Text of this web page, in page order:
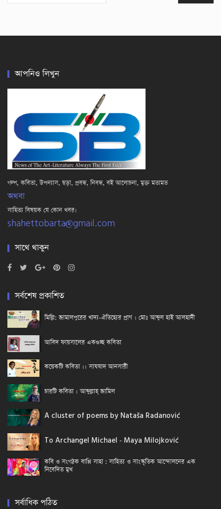
আপনিও লিখুন
গল্প, কবিতা, উপন্যাস, ছড়া, প্রবন্ধ, নিবন্ধ, বই আলোচনা, মুক্ত মতামত
অথবা
সাহিত্য বিষয়ক যে কোন খবর।
shahettobarta@gmail.com
সাথে থাকুন
সর্বশেষ প্রকাশিত
মিল্লি: জামালপুরের খাদ্য-ঐতিহ্যের প্রাণ । মোঃ আব্দুল হাই আলহাদী
আবিদ ফায়সালের একগুচ্ছ কবিতা
কয়েকটি কবিতা ।। সাযযাদ আনসারী
চারটি কবিতা । আব্দুল্লাহ্ জামিল
A cluster of poems by Nataša Radanović
To Archangel Michael - Maya Milojković
কবি ও সংগঠক বাপ্পি সাহা : সাহিত্য ও সাংস্কৃতিক আন্দোলনের এক
নিবেদিত মুখ
সর্বাধিক পঠিত